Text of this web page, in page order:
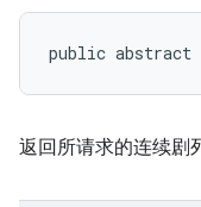
public
返回所请求的连续剧